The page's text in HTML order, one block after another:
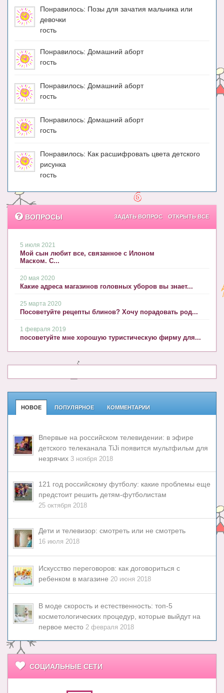
Понравилось: Позы для зачатия мальчика или
девочки
гость
Понравилось: Домашний аборт
гость
Понравилось: Домашний аборт
гость
Понравилось: Домашний аборт
гость
Понравилось: Как расшифровать цвета детского
рисунка
гость
ВОПРОСЫ ОТКРЫТЬ ВСЕ
ЗАДАТЬ ВОПРОС
5 июля 2021
Мой сын любит все, связанное с Илоном
Маском. С...
20 мая 2020
Какие адреса магазинов головных уборов вы знает...
25 марта 2020
Посоветуйте рецепты блинов? Хочу порадовать род...
1 февраля 2019
посоветуйте мне хорошую туристическую фирму для...
НОВОЕ ПОПУЛЯРНОЕ КОММЕНТАРИИ
Впервые на российском телевидении: в эфире
детского телеканала TiJi появится мультфильм для
незрячих 3 ноября 2018
121 год российскому футболу: какие проблемы еще
предстоит решить детям-футболистам
25 октября 2018
Дети и телевизор: смотреть или не смотреть
16 июля 2018
Искусство переговоров: как договориться с
ребенком в магазине 20 июня 2018
В моде скорость и естественность: топ-5
косметологических процедур, которые выйдут на
первое место 2 февраля 2018
СОЦИАЛЬНЫЕ СЕТИ